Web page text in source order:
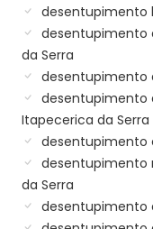
desentupimento
desentupimento
da Serra
desentupimento
desentupimento
Itapecerica da Serra
desentupimento
desentupimento
da Serra
desentupimento